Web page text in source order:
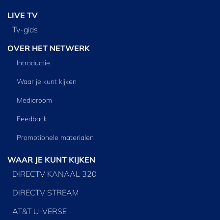
LIVE TV
Tv‑gids
OVER HET NETWERK
Introductie
Waar je kunt kijken
Mediaroom
Feedback
Promotionele materialen
WAAR JE KUNT KIJKEN
DIRECTV KANAAL 320
DIRECTV STREAM
AT&T U-VERSE